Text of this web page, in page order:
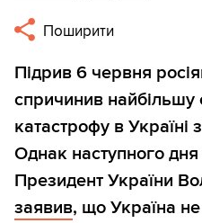
Поширити
Підрив 6 червня
спричинив найбільшу
катастрофу в Україні
Однак наступного дня
Президент України
заявив, що Україна